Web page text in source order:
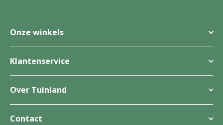
Onze winkels
Klantenservice
Over Tuinland
Contact